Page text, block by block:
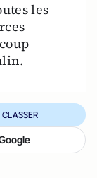
les
CLASSER